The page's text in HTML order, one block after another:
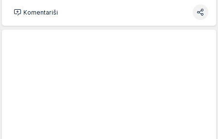
Komentariši